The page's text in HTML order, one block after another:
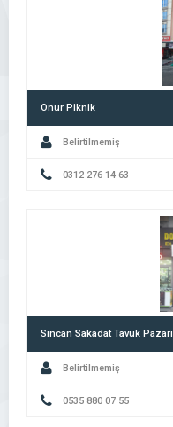
Onur Piknik
Belirtilmemiş
0312 276 14 63
Sincan Sakadat Tavuk Pazarı
Belirtilmemiş
0535 880 07 55